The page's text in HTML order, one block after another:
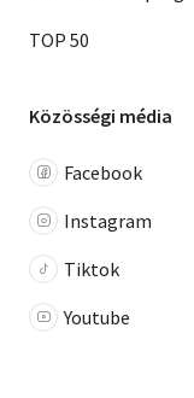
TOP 50
Közösségi média
Facebook
Instagram
Tiktok
Youtube